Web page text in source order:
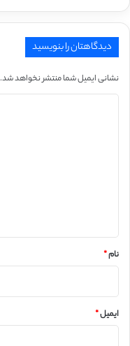
دیدگاهتان را بنویسید
نشانی ایمیل شما منتشر نخواهد شد.
نام*
ایمیل*